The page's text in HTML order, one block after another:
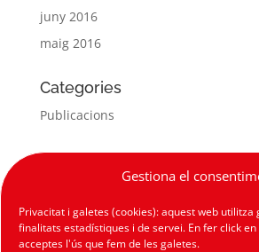
Gestiona el
Privacitat i galetes (cookies): aquest web
finalitats estadístiques i de servei. En fer click
acceptes l'ús que fem de les galetes.
juny 2016
maig 2016
Categories
Publicacions
Meta
Canal de les entrades
Canal dels comentaris